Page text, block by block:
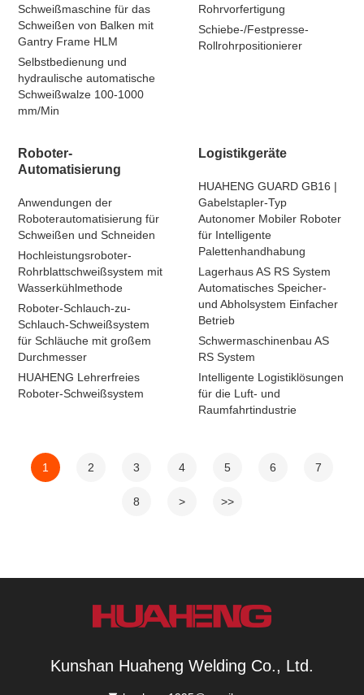
Schweißmaschine für das
Schweißen von Balken mit
Gantry Frame HLM
Selbstbedienung und
hydraulische automatische
Schweißwalze 100-1000
mm/Min
Rohrvorfertigung
Schiebe-/Festpresse-
Rollrohrpositionierer
Roboter-
Automatisierung
Anwendungen der
Roboterautomatisierung für
Schweißen und Schneiden
Hochleistungsroboter-
Rohrblattschweißsystem mit
Wasserkühlmethode
Roboter-Schlauch-zu-
Schlauch-Schweißsystem
für Schläuche mit großem
Durchmesser
HUAHENG Lehrerfreies
Roboter-Schweißsystem
Logistikgeräte
HUAHENG GUARD GB16 |
Gabelstapler-Typ
Autonomer Mobiler Roboter
für Intelligente
Palettenhandhabung
Lagerhaus AS RS System
Automatisches Speicher-
und Abholsystem Einfacher
Betrieb
Schwermaschinenbau AS
RS System
Intelligente Logistiklösungen
für die Luft- und
Raumfahrtindustrie
1 2 3 4 5 6 7
8 > >>
Kunshan Huaheng Welding Co., Ltd.